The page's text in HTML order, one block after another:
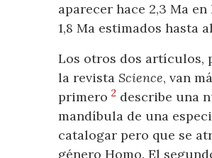
aparecer hace 2,3 Ma
1,8 Ma estimados hasta
Los otros dos artículos,
la revistaScience, van
primero2 describe una
mandíbula de una
catalogar pero que se
género Homo. El